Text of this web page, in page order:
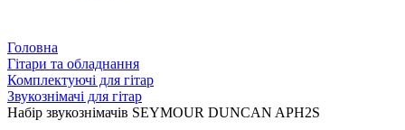
Головна
Гітари та обладнання
Комплектуючі для гітар
Звукознімачі для гітар
Набір звукознімачів SEYMOUR DUNCAN APH2S